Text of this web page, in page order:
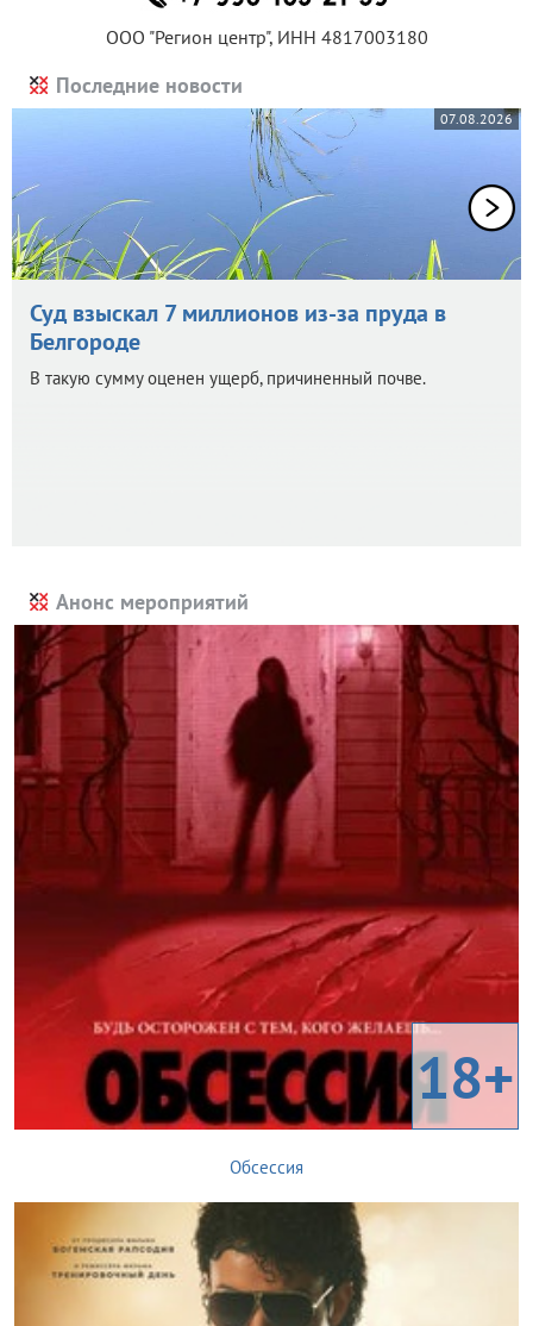
ООО "Регион центр", ИНН 4817003180
Последние новости
07.08.2026
Суд взыскал 7 миллионов из-за пруда в
Белгороде
В такую сумму оценен ущерб, причиненный почве.
Анонс мероприятий
18+
Обсессия